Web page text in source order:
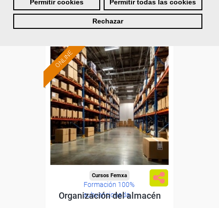
Permitir cookies Permitir todas las cookies
Rechazar
0 1
ONLINE
Formación 100%
subvencionada.
Cursos Femxa
Organización del almacén